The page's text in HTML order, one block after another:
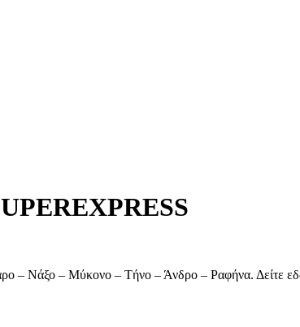
– Νάξο – Μύκονο – Τήνο – Άνδρο – Ραφήνα. Δείτε